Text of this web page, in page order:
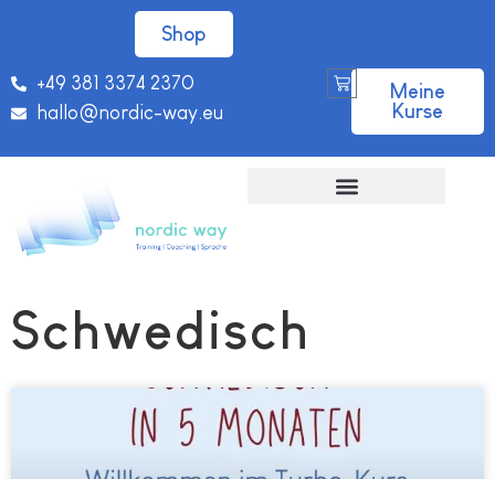
Shop
Meine
Kurse
+49 381 3374 2370
hallo@nordic-way.eu
Schwedisch